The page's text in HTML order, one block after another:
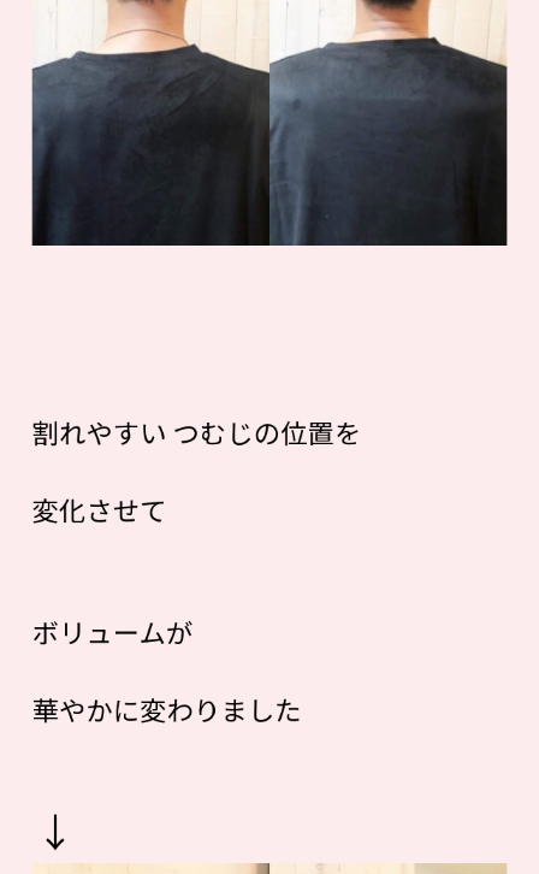
割れやすい つむじの位置を
変化させて
ボリュームが
華やかに変わりました
↓